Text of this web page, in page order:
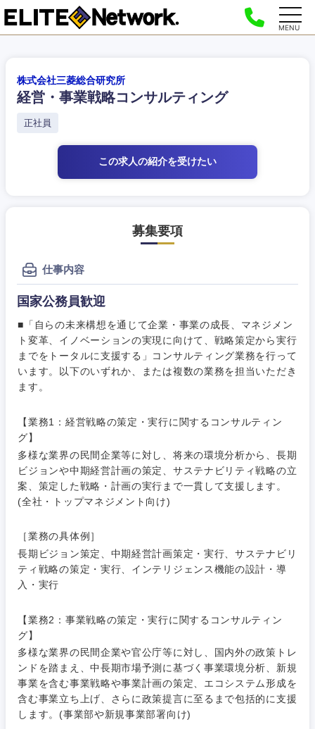
MENU
株式会社三菱総合研究所
経営・事業戦略コンサルティング
正社員
この求人の紹介を受けたい
募集要項
仕事内容
国家公務員歓迎
■「自らの未来構想を通じて企業・事業の成長、マネジメン
ト変革、イノベーションの実現に向けて、戦略策定から実行
までをトータルに支援する」コンサルティング業務を行って
います。以下のいずれか、または複数の業務を担当いただき
ます。
【業務1：経営戦略の策定・実行に関するコンサルティン
グ】
多様な業界の民間企業等に対し、将来の環境分析から、長期
ビジョンや中期経営計画の策定、サステナビリティ戦略の立
案、策定した戦略・計画の実行まで一貫して支援します。
(全社・トップマネジメント向け)
［業務の具体例］
長期ビジョン策定、中期経営計画策定・実行、サステナビリ
ティ戦略の策定・実行、インテリジェンス機能の設計・導
入・実行
【業務2：事業戦略の策定・実行に関するコンサルティン
グ】
多様な業界の民間企業や官公庁等に対し、国内外の政策トレ
ンドを踏まえ、中長期市場予測に基づく事業環境分析、新規
事業を含む事業戦略や事業計画の策定、エコシステム形成を
含む事業立ち上げ、さらに政策提言に至るまで包括的に支援
します。(事業部や新規事業部署向け)
ご希望の職種を選択してください
経営企
企画
経営ボー
ド
管理
SCM
人事
マーケテ
事業企画・事業開発
新規事業企画・立上げ
M&A・事業投資
ご希望の職種を選択してください
経営企画・事業企画
経営ボード
管理
人事
マーケティング
営業
ご希望の業界を選択してください
商社・卸
エネルギー・資源・環境
素材・化学・金属
食品・化粧品・アパレル・消費財
ご希望の勤務地を選択してください
北海道・東北地方
北海道 青森県
宮城県 山形県
福島県
ご希望条件を入力ください
20代 30代
フリーワード